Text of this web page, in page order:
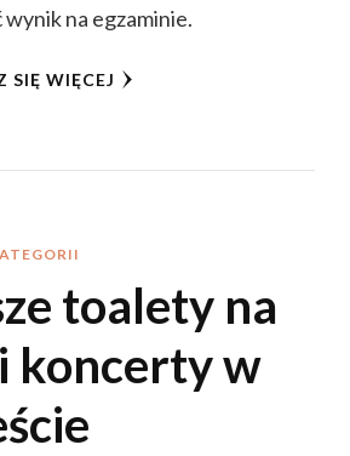
na egzaminie.
SIĘ WIĘCEJ
toalety na
koncerty w